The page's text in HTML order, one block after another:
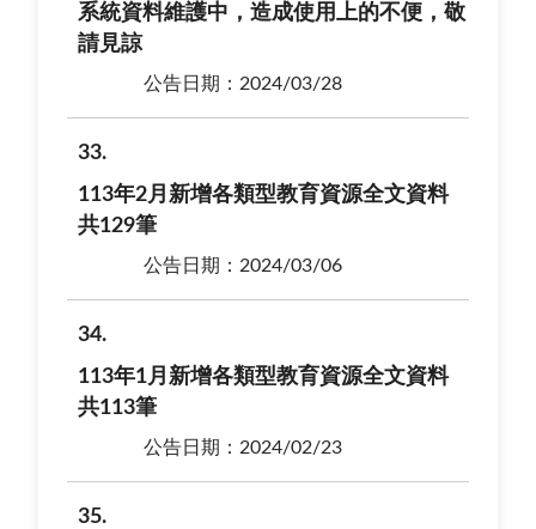
系統資料維護中，造成使用上的不便，敬
請見諒
公告日期：2024/03/28
33
113年2月新增各類型教育資源全文資料
共129筆
公告日期：2024/03/06
34
113年1月新增各類型教育資源全文資料
共113筆
公告日期：2024/02/23
35